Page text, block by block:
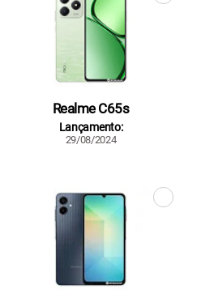
Realme C65s
Lançamento:
29/08/2024